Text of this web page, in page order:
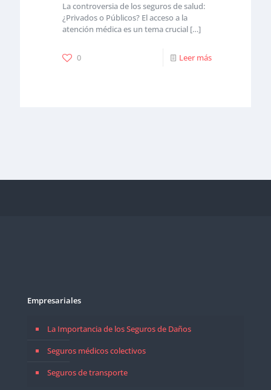
La controversia de los seguros de salud:
¿Privados o Públicos? El acceso a la
atención médica es un tema crucial […]
0 Leer más
Empresariales
La Importancia de los Seguros de Daños
Seguros médicos colectivos
Seguros de transporte